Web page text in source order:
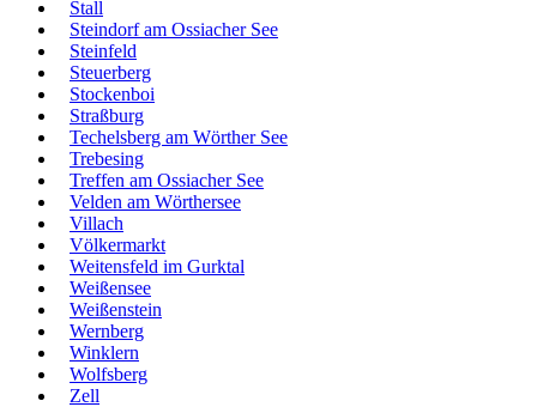
Stall
Steindorf am Ossiacher See
Steinfeld
Steuerberg
Stockenboi
Straßburg
Techelsberg am Wörther See
Trebesing
Treffen am Ossiacher See
Velden am Wörthersee
Villach
Völkermarkt
Weitensfeld im Gurktal
Weißensee
Weißenstein
Wernberg
Winklern
Wolfsberg
Zell